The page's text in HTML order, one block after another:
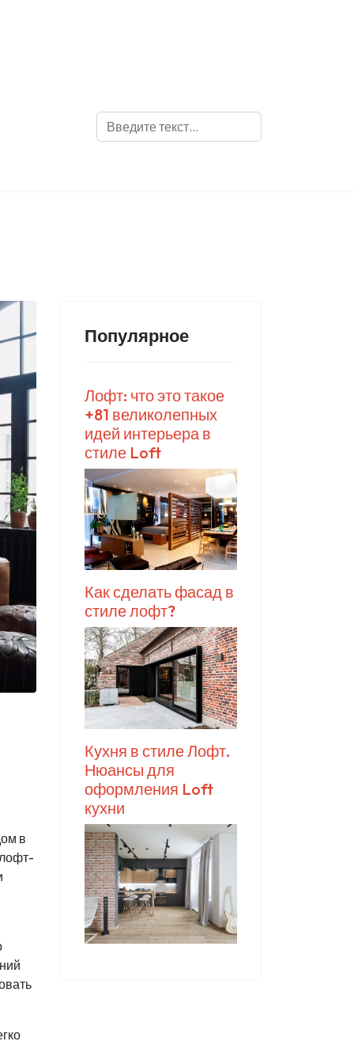
Поиск
в
Популярное
Лофт: что это такое
+81 великолепных
идей интерьера в
стиле Loft
Как сделать фасад в
стиле лофт?
Кухня в стиле Лофт.
Нюансы для
оформления Loft
кухни